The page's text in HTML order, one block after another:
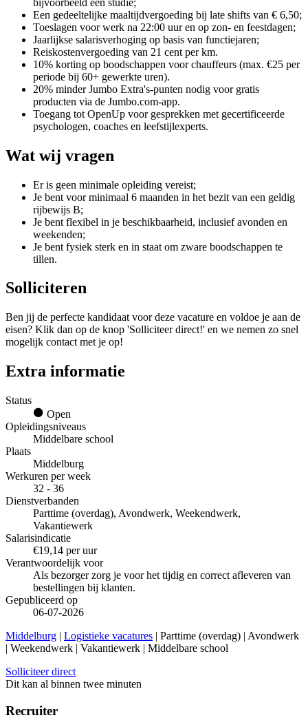
Een gedeeltelijke maaltijdvergoeding bij late shifts van € 6,50;
Toeslagen voor werk na 22:00 uur en op zon- en feestdagen;
Jaarlijkse salarisverhoging op basis van functiejaren;
Reiskostenvergoeding van 21 cent per km.
10% korting op boodschappen voor chauffeurs (max. €25 per
periode bij 60+ gewerkte uren).
20% minder Jumbo Extra's-punten nodig voor gratis
producten via de Jumbo.com-app.
Toegang tot OpenUp voor gesprekken met gecertificeerde
psychologen, coaches en leefstijlexperts.
Wat wij vragen
Er is geen minimale opleiding vereist;
Je bent voor minimaal 6 maanden in het bezit van een geldig
rijbewijs B;
Je bent flexibel in je beschikbaarheid, inclusief avonden en
weekenden;
Je bent fysiek sterk en in staat om zware boodschappen te
tillen.
Solliciteren
Ben jij de perfecte kandidaat voor deze vacature en voldoe je aan de
eisen? Klik dan op de knop 'Solliciteer direct!' en we nemen zo snel
mogelijk contact met je op!
Extra informatie
Status
Open
Opleidingsniveaus
Middelbare school
Plaats
Middelburg
Werkuren per week
32 - 36
Dienstverbanden
Parttime (overdag), Avondwerk, Weekendwerk,
Vakantiewerk
Salarisindicatie
€19,14 per uur
Verantwoordelijk voor
Als bezorger zorg je voor het tijdig en correct afleveren van
bestellingen bij klanten.
Gepubliceerd op
06-07-2026
Middelburg | Logistieke vacatures | Parttime (overdag) | Avondwerk
| Weekendwerk | Vakantiewerk | Middelbare school
Solliciteer direct
Dit kan al binnen twee minuten
Recruiter